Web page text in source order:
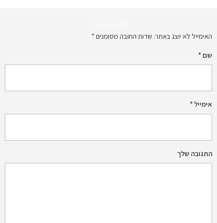
האימייל לא יוצג באתר. שדות החובה מסומנים *
שם *
אימייל*
התגובה שלך